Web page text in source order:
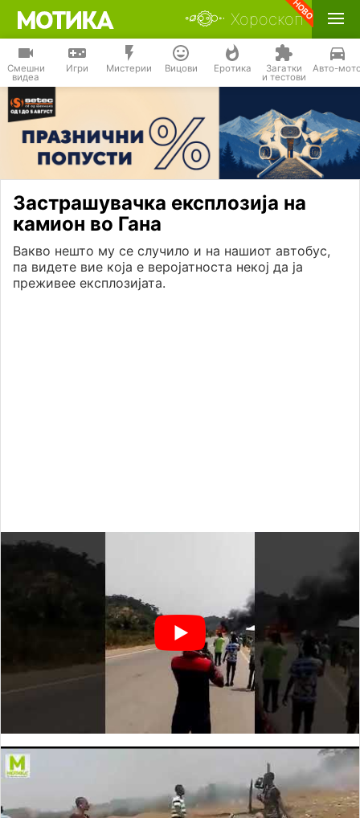
Хороскоп
Смешни
видеа
Игри Мистерии Вицови Еротика Загатки
и тестови
Авто-
Застрашувачка експлозија на
камион во Гана
Вакво нешто му се случило и на нашиот автобус,
па видете вие која е веројатноста некој да ја
преживее експлозијата.